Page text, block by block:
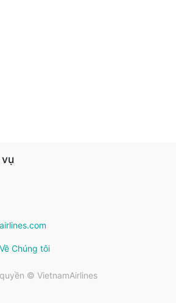
vụ
Về Chúng tôi
© VietnamAirlines